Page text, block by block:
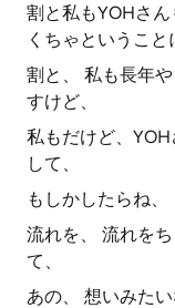
割と私もYOHさ
くちゃということ
割と、 私も長年
すけど、
私もだけど、
して、
もしかしたらね、
流れを、 流れを
て、
あの、 想いみた